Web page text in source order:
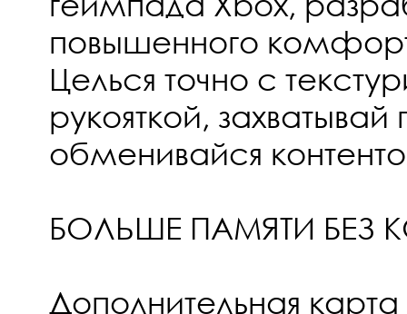
повышенного
Целься точно с
рукояткой, захватывай
обменивайся
БОЛЬШЕ ПАМЯТИ
Дополнительная